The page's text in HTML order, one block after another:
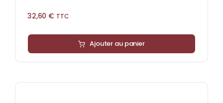
32,60 € TTC
Ajouter au panier